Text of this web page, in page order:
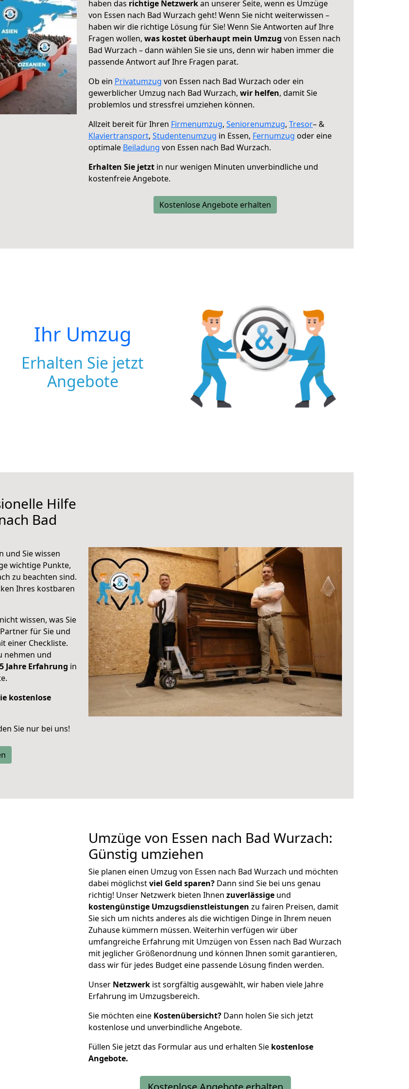
haben das richtige Netzwerkan unserer Seite, wenn es Umzüge
von Essen nach Bad Wurzach geht! Wenn Sie nicht weiterwissen –
haben wir die richtige Lösung für Sie! Wenn Sie Antworten auf Ihre
Fragen wollen, was kostet überhaupt mein Umzug von Essen nach
Bad Wurzach – dann wählen Sie sie uns, denn wir haben immer die
passende Antwort auf Ihre Fragen parat.
Ob ein Privatumzug von Essen nach Bad Wurzach oder ein
gewerblicher Umzug nach Bad Wurzach, wir helfen, damit Sie
problemlos und stressfrei umziehen können.
Allzeit bereit für Ihren Firmenumzug, Seniorenumzug, Tresor– &
Klaviertransport, Studentenumzug in Essen, Fernumzug oder eine
optimale Beiladung von Essen nach Bad Wurzach.
Erhalten Sie jetzt in nur wenigen Minuten unverbindliche und
kostenfreie Angebote.
Kostenlose Angebote erhalten
Ihr Umzug
Erhalten Sie jetzt
Angebote
Hilfe
Bad
und Sie wissen
wichtige Punkte,
zu beachten sind.
Ihres kostbaren
wissen, was Sie
für Sie und
einer Checkliste.
nehmen und
Jahre Erfahrung in
kostenlose
Sie nur bei uns!
Umzüge von Essen nach Bad Wurzach:
Günstig umziehen
Sie planen einen Umzug von Essen nach Bad Wurzach und möchten
dabei möglichstviel Geld sparen? Dann sind Sie bei uns genau
richtig! Unser Netzwerk bieten Ihnen zuverlässige und
kostengünstige Umzugsdienstleistungen zu fairen Preisen, damit
Sie sich um nichts anderes als die wichtigen Dinge in Ihrem neuen
Zuhause kümmern müssen. Weiterhin verfügen wir über
umfangreiche Erfahrung mit Umzügen von Essen nach Bad Wurzach
mit jeglicher Größenordnung und können Ihnen somit garantieren,
dass wir für jedes Budget eine passende Lösung finden werden.
Unser Netzwerk ist sorgfältig ausgewählt, wir haben viele Jahre
Erfahrung im Umzugsbereich.
Sie möchten eine Kostenübersicht? Dann holen Sie sich jetzt
kostenlose und unverbindliche Angebote.
Füllen Sie jetzt das Formular aus und erhalten Sie kostenlose
Angebote.